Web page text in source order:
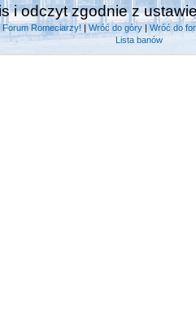
i odczyt zgodnie z
Romeciarzy! |Wróć do góry| Wróć do
Lista banów